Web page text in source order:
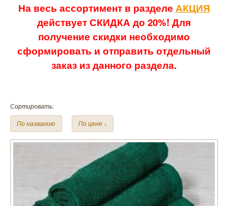
На весь ассортимент в разделе АКЦИЯ
действует СКИДКА до 20%! Для
получение скидки необходимо
сформировать и отправить отдельный
заказ из данного раздела.
Сортировать:
По названию По цене ↓